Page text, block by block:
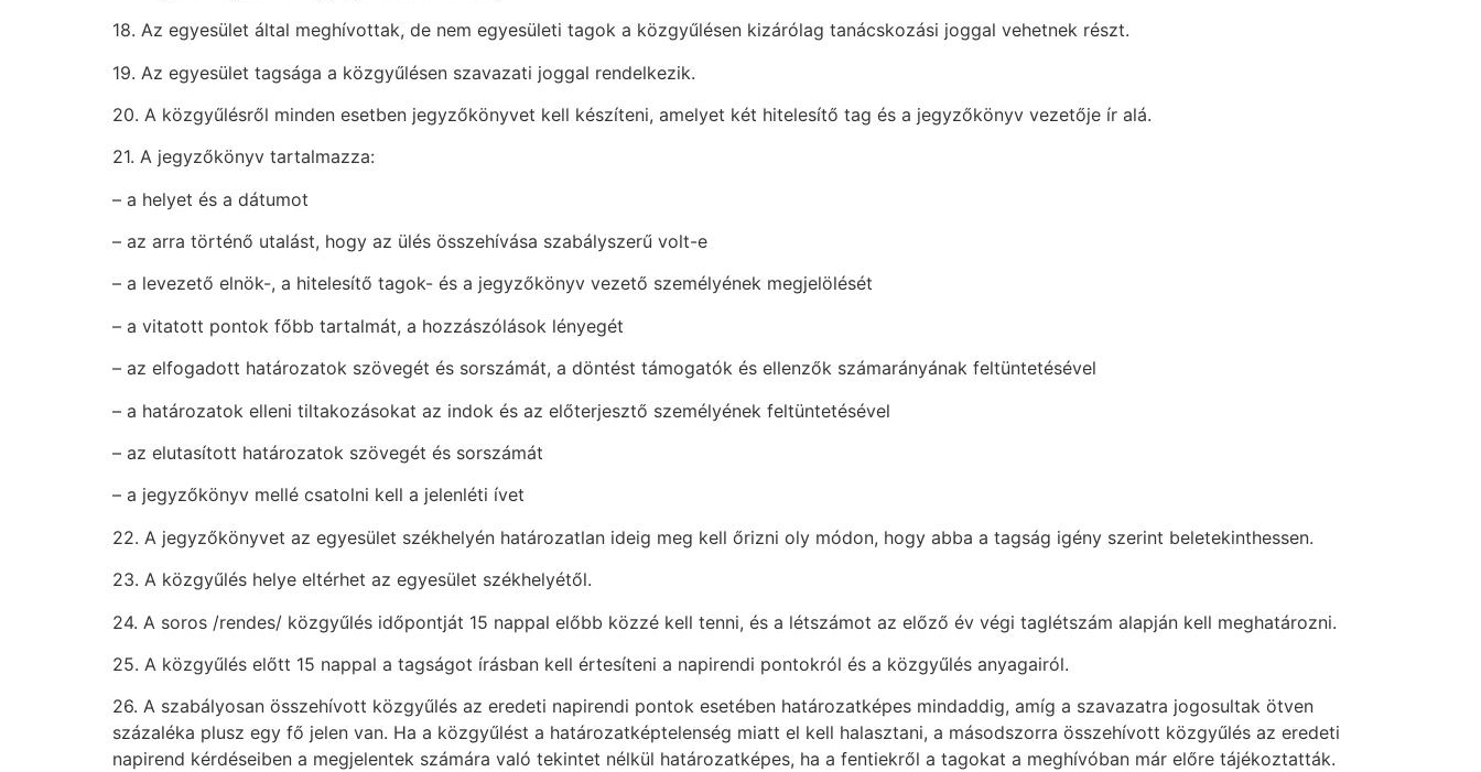
18. Az egyesület által meghívottak, de nem egyesületi tagok a közgyűlésen kizárólag tanácskozási joggal vehetnek részt.
19. Az egyesület tagsága a közgyűlésen szavazati joggal rendelkezik.
20. A közgyűlésről minden esetben jegyzőkönyvet kell készíteni, amelyet két hitelesítő tag és a jegyzőkönyv vezetője ír alá.
21. A jegyzőkönyv tartalmazza:
– a helyet és a dátumot
– az arra történő utalást, hogy az ülés összehívása szabályszerű volt-e
– a levezető elnök-, a hitelesítő tagok- és a jegyzőkönyv vezető személyének megjelölését
– a vitatott pontok főbb tartalmát, a hozzászólások lényegét
– az elfogadott határozatok szövegét és sorszámát, a döntést támogatók és ellenzők számarányának feltüntetésével
– a határozatok elleni tiltakozásokat az indok és az előterjesztő személyének feltüntetésével
– az elutasított határozatok szövegét és sorszámát
– a jegyzőkönyv mellé csatolni kell a jelenléti ívet
22. A jegyzőkönyvet az egyesület székhelyén határozatlan ideig meg kell őrizni oly módon, hogy abba a tagság igény szerint beletekinthessen.
23. A közgyűlés helye eltérhet az egyesület székhelyétől.
24. A soros /rendes/ közgyűlés időpontját 15 nappal előbb közzé kell tenni, és a létszámot az előző év végi taglétszám alapján kell meghatározni.
25. A közgyűlés előtt 15 nappal a tagságot írásban kell értesíteni a napirendi pontokról és a közgyűlés anyagairól.
26. A szabályosan összehívott közgyűlés az eredeti napirendi pontok esetében határozatképes mindaddig, amíg a szavazatra jogosultak ötven
százaléka plusz egy fő jelen van. Ha a közgyűlést a határozatképtelenség miatt el kell halasztani, a másodszorra összehívott közgyűlés az eredeti
napirend kérdéseiben a megjelentek számára való tekintet nélkül határozatképes, ha a fentiekről a tagokat a meghívóban már előre tájékoztatták.